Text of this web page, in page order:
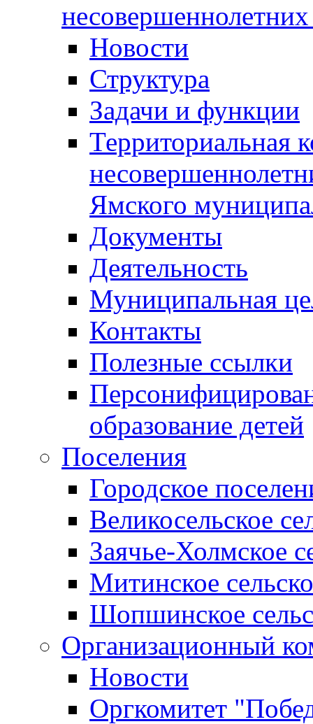
Новости
Структура
Задачи и функции
Территориальная
Ямского
Документы
Деятельность
Муниципальная
Контакты
Полезные ссылки
образование детей
Поселения
Городское
Великосельское
Заячье-Холмское
Митинское
Шопшинское
Организационный
Новости
Оргкомитет